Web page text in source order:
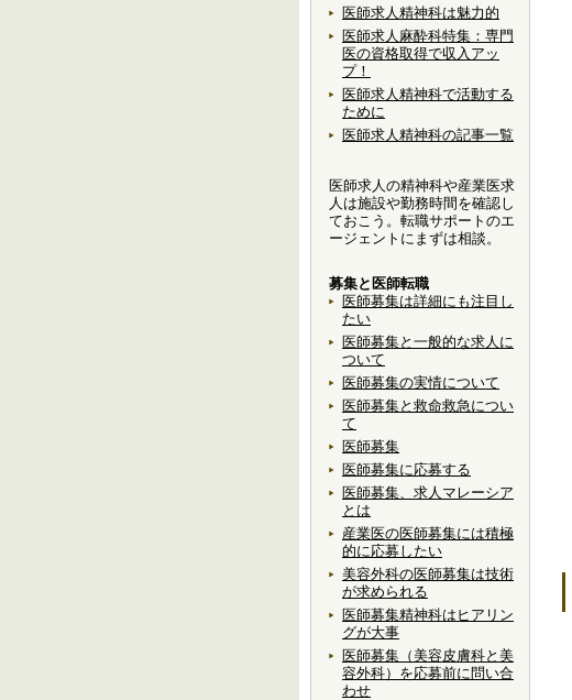
医師求人精神科は魅力的
医師求人麻酔科特集：専門
医の資格取得で収入アッ
プ！
医師求人精神科で活動する
ために
医師求人精神科の記事一覧
医師求人の精神科や産業医求
人は施設や勤務時間を確認し
ておこう。転職サポートのエ
ージェントにまずは相談。
募集と医師転職
医師募集は詳細にも注目し
たい
医師募集と一般的な求人に
ついて
医師募集の実情について
医師募集と救命救急につい
て
医師募集
医師募集に応募する
医師募集、求人マレーシア
とは
産業医の医師募集には積極
的に応募したい
美容外科の医師募集は技術
が求められる
医師募集精神科はヒアリン
グが大事
医師募集（美容皮膚科と美
容外科）を応募前に問い合
わせ